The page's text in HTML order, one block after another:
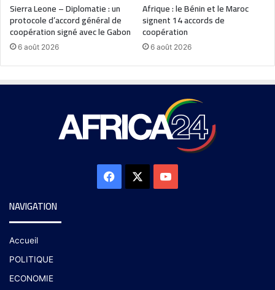
Sierra Leone – Diplomatie : un
protocole d’accord général de
coopération signé avec le Gabon
6 août 2026
Afrique : le Bénin et le Maroc
signent 14 accords de
coopération
6 août 2026
NAVIGATION
Accueil
POLITIQUE
ECONOMIE